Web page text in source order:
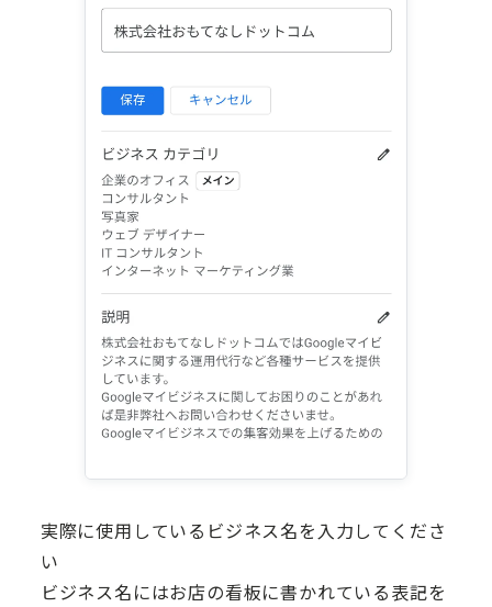
実際に使用しているビジネス名を入力してくださ
い
ビジネス名にはお店の看板に書かれている表記を